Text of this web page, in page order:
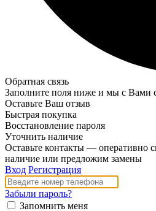
Обратная связь
Заполните поля ниже и мы с Вами
Оставьте Ваш отзыв
Быстрая покупка
Восстановление пароля
Уточнить наличие
Оставьте контакты — оперативно
наличие или предложим замены
Вход Регистрация
Забыли пароль?
Запомнить меня